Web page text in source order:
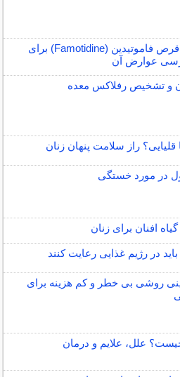
موارد مصرف قرص فاموتیدین (Famotidine) برای
عوارض آن
و تشخیص رفلاکس معده
راز سلامت پنهان زنان
در مورد خستگی
افنان برای زنان
باید در رژیم غذایی رعایت کنند
روشی بی خطر و کم هزینه برای
علل، علایم و درمان